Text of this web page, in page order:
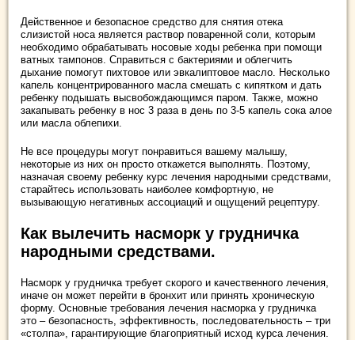
Действенное и безопасное средство для снятия отека
слизистой носа является раствор поваренной соли, которым
необходимо обрабатывать носовые ходы ребенка при помощи
ватных тампонов. Справиться с бактериями и облегчить
дыхание помогут пихтовое или эвкалиптовое масло. Несколько
капель концентрированного масла смешать с кипятком и дать
ребенку подышать высвобождающимся паром. Также, можно
закапывать ребенку в нос 3 раза в день по 3-5 капель сока алое
или масла облепихи.
Не все процедуры могут понравиться вашему малышу,
некоторые из них он просто откажется выполнять. Поэтому,
назначая своему ребенку курс лечения народными средствами,
старайтесь использовать наиболее комфортную, не
вызывающую негативных ассоциаций и ощущений рецептуру.
Как вылечить насморк у грудничка
народными средствами.
Насморк у грудничка требует скорого и качественного лечения,
иначе он может перейти в бронхит или принять хроническую
форму. Основные требования лечения насморка у грудничка
это – безопасность, эффективность, последовательность – три
«столпа», гарантирующие благоприятный исход курса лечения.